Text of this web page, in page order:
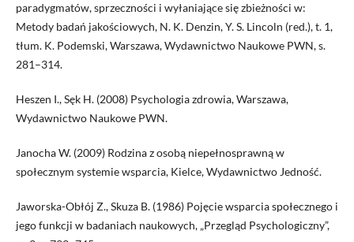
paradygmatów, sprzeczności i wyłaniające się zbieżności w:
Metody badań jakościowych, N. K. Denzin, Y. S. Lincoln (red.), t. 1,
tłum. K. Podemski, Warszawa, Wydawnictwo Naukowe PWN, s.
281–314.
Heszen I., Sęk H. (2008) Psychologia zdrowia, Warszawa,
Wydawnictwo Naukowe PWN.
Janocha W. (2009) Rodzina z osobą niepełnosprawną w
społecznym systemie wsparcia, Kielce, Wydawnictwo Jedność.
Jaworska-Obłój Z., Skuza B. (1986) Pojęcie wsparcia społecznego i
jego funkcji w badaniach naukowych, „Przegląd Psychologiczny”,